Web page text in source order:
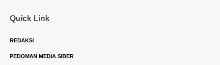
Quick Link
REDAKSI
PEDOMAN MEDIA SIBER